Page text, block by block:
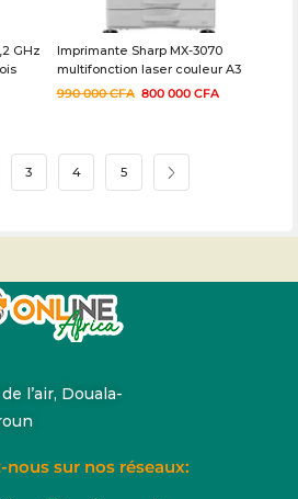
GHz
Imprimante Sharp MX-3070
multifonction laser couleur A3
Occasion – 03 mois
990 000CFA 800 000 CFA
3 4 5
l’air, Douala-
nous sur nos réseaux: